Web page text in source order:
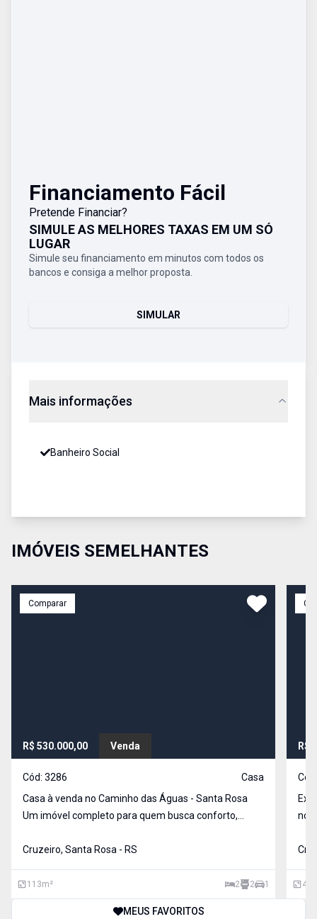
Financiamento Fácil
Pretende Financiar?
SIMULE AS MELHORES TAXAS EM UM SÓ
LUGAR
Simule seu financiamento em minutos com todos os
bancos e consiga a melhor proposta.
SIMULAR
Mais informações
Banheiro Social
IMÓVEIS SEMELHANTES
Comparar
R$ 530.000,00 Venda
Cód: 3286
Casa
Casa à venda no Caminho das Águas - Santa Rosa
Um imóvel completo para quem busca conforto,
em um terreno de 200 m² 2 Dormitórios 2 Banheiros
Cruzeiro, Santa Rosa - RS
113m² 2 2 1
R$
no
m²,
43
MEUS FAVORITOS